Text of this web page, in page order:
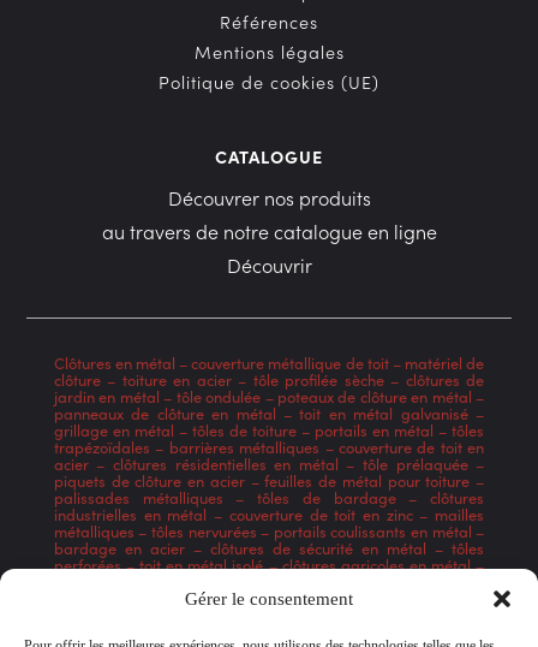
Gérer le consentement
Références
Mentions légales
Politique de cookies (UE)
CATALOGUE
Découvrer nos produits
au travers de notre catalogue en ligne
Découvrir
Clôtures en métal–couverture métallique de toit– matériel de
clôture– toiture en acier– tôle profilée sèche– clôtures de
jardin en métal – tôle ondulée – poteaux de clôture en métal –
panneaux de clôture en métal–toit en métal galvanisé–
grillage en métal – tôles de toiture – portails en métal –tôles
trapézoïdales – barrières métalliques – couverture de toit en
acier– clôtures résidentielles en métal – tôle prélaquée–
piquets de clôture en acier–feuilles de métal pour toiture –
palissades métalliques –tôles de bardage–clôtures
industrielles en métal – couverture de toit en zinc– mailles
métalliques – tôles nervurées – portails coulissants en métal –
bardage en acier– clôtures de sécurité en métal –tôles
perforées–toit en métal isolé–clôtures agricoles en métal–
gouttières en métal–clôtures en acier inoxydable